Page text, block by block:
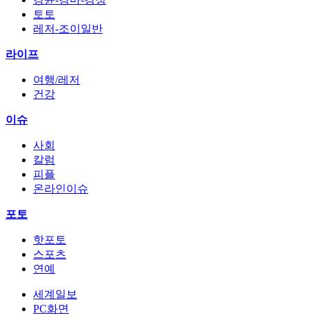
토토
레저-조이일반
라이프
여행/레저
건강
이슈
사회
칼럼
피플
온라인이슈
포토
핫포토
스포츠
연예
세계일보
PC화면